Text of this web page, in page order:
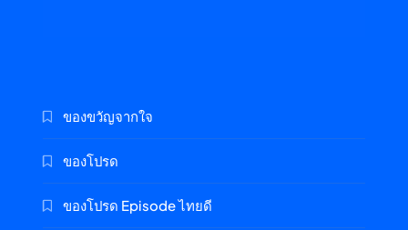
ของขวัญจากใจ
ของโปรด
ของโปรด Episode ไทยดี